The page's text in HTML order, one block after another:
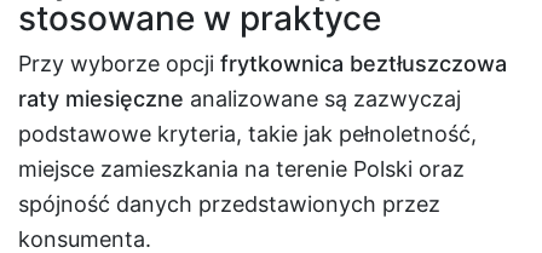
stosowane w praktyce
Przy wyborze opcji frytkownica beztłuszczowa
raty miesięczne analizowane są zazwyczaj
podstawowe kryteria, takie jak pełnoletność,
miejsce zamieszkania na terenie Polski oraz
spójność danych przedstawionych przez
konsumenta.